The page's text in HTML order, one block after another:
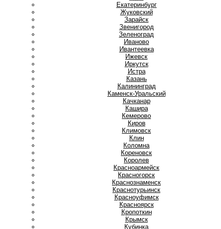
Екатеринбург
Жуковский
Зарайск
Звенигород
Зеленоград
Иваново
Ивантеевка
Ижевск
Иркутск
Истра
Казань
Калининград
Каменск-Уральский
Качканар
Кашира
Кемерово
Киров
Климовск
Клин
Коломна
Кореновск
Королев
Красноармейск
Красногорск
Краснознаменск
Краснотурьинск
Красноуфимск
Красноярск
Кропоткин
Крымск
Кубинка